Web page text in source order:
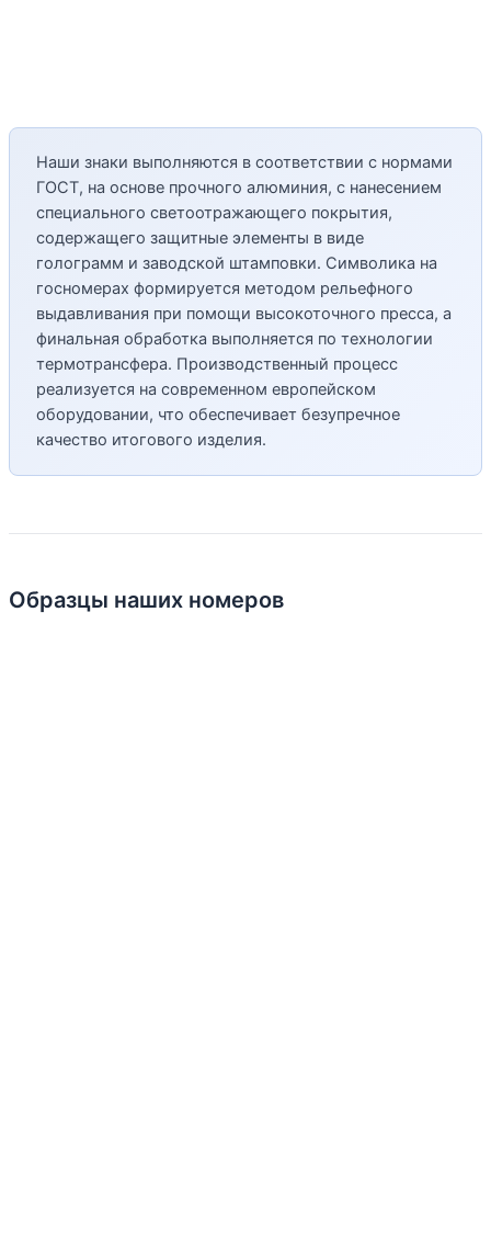
Наши знаки выполняются в соответствии с нормами
ГОСТ, на основе прочного алюминия, с нанесением
специального светоотражающего покрытия,
содержащего защитные элементы в виде
голограмм и заводской штамповки. Символика на
госномерах формируется методом рельефного
выдавливания при помощи высокоточного пресса, а
финальная обработка выполняется по технологии
термотрансфера. Производственный процесс
реализуется на современном европейском
оборудовании, что обеспечивает безупречное
качество итогового изделия.
Образцы наших номеров